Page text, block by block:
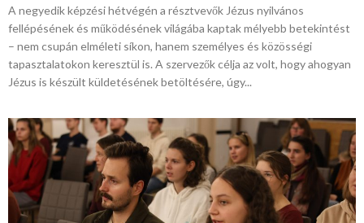
A negyedik képzési hétvégén a résztvevők Jézus nyilvános
fellépésének és működésének világába kaptak mélyebb betekintést
– nem csupán elméleti síkon, hanem személyes és közösségi
tapasztalatokon keresztül is. A szervezők célja az volt, hogy ahogyan
Jézus is készült küldetésének betöltésére, úgy...